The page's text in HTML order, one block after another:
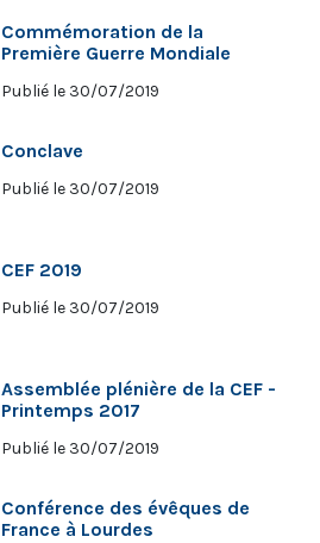
Commémoration de la
Première Guerre Mondiale
Publié le 30/07/2019
Conclave
Publié le 30/07/2019
CEF 2019
Publié le 30/07/2019
Assemblée plénière de la CEF -
Printemps 2017
Publié le 30/07/2019
Conférence des évêques de
France à Lourdes